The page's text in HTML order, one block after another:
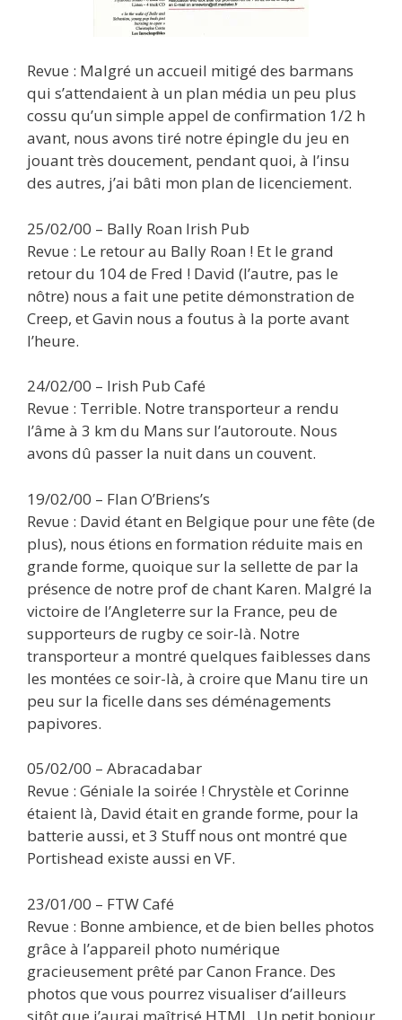
Revue : Malgré un accueil mitigé des barmans
qui s’attendaient à un plan média un peu plus
cossu qu’un simple appel de confirmation 1/2 h
avant, nous avons tiré notre épingle du jeu en
jouant très doucement, pendant quoi, à l’insu
des autres, j’ai bâti mon plan de licenciement.
25/02/00 – Bally Roan Irish Pub
Revue : Le retour au Bally Roan ! Et le grand
retour du 104 de Fred ! David (l’autre, pas le
nôtre) nous a fait une petite démonstration de
Creep, et Gavin nous a foutus à la porte avant
l’heure.
24/02/00 – Irish Pub Café
Revue : Terrible. Notre transporteur a rendu
l’âme à 3 km du Mans sur l’autoroute. Nous
avons dû passer la nuit dans un couvent.
19/02/00 – Flan O’Briens’s
Revue : David étant en Belgique pour une fête (de
plus), nous étions en formation réduite mais en
grande forme, quoique sur la sellette de par la
présence de notre prof de chant Karen. Malgré la
victoire de l’Angleterre sur la France, peu de
supporteurs de rugby ce soir-là. Notre
transporteur a montré quelques faiblesses dans
les montées ce soir-là, à croire que Manu tire un
peu sur la ficelle dans ses déménagements
papivores.
05/02/00 – Abracadabar
Revue : Géniale la soirée ! Chrystèle et Corinne
étaient là, David était en grande forme, pour la
batterie aussi, et 3 Stuff nous ont montré que
Portishead existe aussi en VF.
23/01/00 – FTW Café
Revue : Bonne ambience, et de bien belles photos
grâce à l’appareil photo numérique
gracieusement prêté par Canon France. Des
photos que vous pourrez visualiser d’ailleurs
sitôt que j’aurai maîtrisé HTML. Un petit bonjour